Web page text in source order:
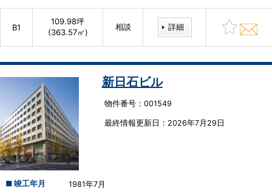
B1
109.98坪
(363.57㎡)
相談 詳細
新日石ビル
物件番号：001549
最終情報更新⽇：2026年7月29日
■ 竣工年月 1981年7月